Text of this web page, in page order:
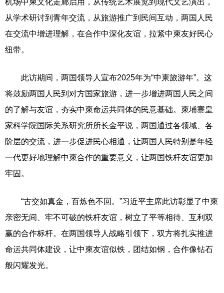
机场中柬文化走廊启用，从传统艺术展览到现代文艺演出，
从学术研讨到青年交流，从旅游推广到民间互动，两国人民
在交流中增进理解，在合作中深化友谊，拉紧中柬友好民心
纽带。
此访期间，两国领导人宣布2025年为“中柬旅游年”。这
将鼓励两国人民到对方国家旅游，进一步增进两国人民之间
的了解与友谊，夯实中柬命运共同体的民意基础。柬埔寨皇
家科学院国际关系研究所所长金平说，两国通过各领域、各
阶层的交流，进一步促进民心相通，让两国人民特别是年轻
一代更好地理解中柬合作的重要意义，让两国铁杆友谊更加
牢固。
“古交如真金，百炼色不回。”习近平主席此访彰显了中柬
亲密无间、牢不可破的铁杆友谊，树立了平等相待、互利双
赢的合作标杆。在两国领导人战略引领下，双方将扎实推进
命运共同体建设，让中柬友谊似铁，团结如钢，合作像钻石
般闪耀发光。